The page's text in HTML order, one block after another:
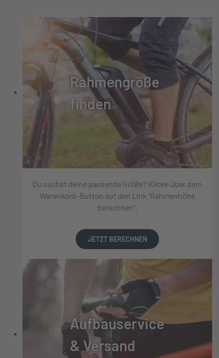
Rahmengröße
finden
Du suchst deine passende Größe? Klicke über dem
Warenkorb-Button auf den Link "Rahmenhöhe
berechnen".
JETZT BERECHNEN
Aufbauservice
& Versand